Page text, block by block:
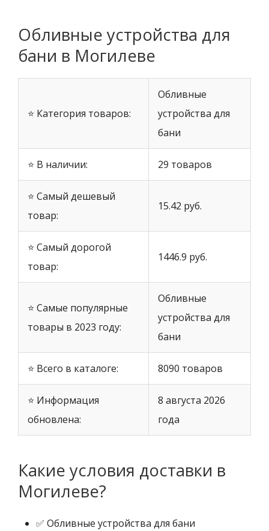
Обливные устройства для
бани в Могилеве
⭐ Категория товаров:
Обливные
устройства для
бани
⭐ В наличии: 29 товаров
⭐ Самый дешевый
товар:
15.42 руб.
⭐ Самый дорогой
товар:
1446.9 руб.
⭐ Самые популярные
товары в 2023 году:
Обливные
устройства для
бани
⭐ Всего в каталоге: 8090 товаров
⭐ Информация
обновлена:
8 августа 2026
года
Какие условия доставки в
Могилеве?
✅ Обливные устройства для бани